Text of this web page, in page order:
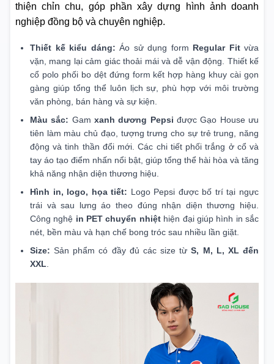
thiện chỉn chu, góp phần xây dựng hình ảnh doanh
nghiệp đồng bộ và chuyên nghiệp.
Thiết kế kiểu dáng: Áo sử dụng form Regular Fitvừa
vặn, mang lại cảm giác thoải mái và dễ vận động. Thiết kế
cổ polo phối bo dệt đứng form kết hợp hàng khuy cài gọn
gàng giúp tổng thể luôn lịch sự, phù hợp với môi trường
văn phòng, bán hàng và sự kiện.
Màu sắc: Gamxanh dương Pepsi được Gạo House ưu
tiên làm màu chủ đạo, tượng trưng cho sự trẻ trung, năng
động và tinh thần đổi mới. Các chi tiết phối trắng ở cổ và
tay áo tạo điểm nhấn nổi bật, giúp tổng thể hài hòa và tăng
khả năng nhận diện thương hiệu.
Hình in, logo, họa tiết: Logo Pepsi được bố trí tại ngực
trái và sau lưng áo theo đúng nhận diện thương hiệu.
Công nghệ in PET chuyển nhiệthiện đại giúp hình in sắc
nét, bền màu và hạn chế bong tróc sau nhiều lần giặt.
Size: Sản phẩm có đầy đủ các size từS, M, L, XL đến
XXL